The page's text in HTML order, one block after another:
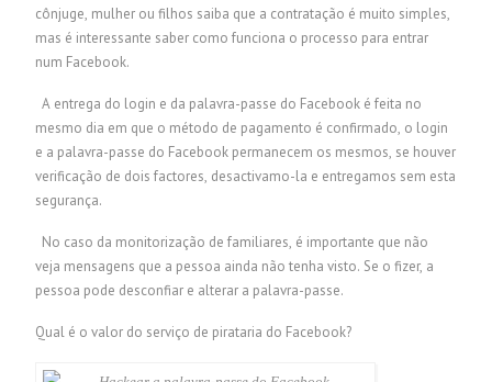
cônjuge, mulher ou filhos saiba que a contratação é muito simples,
mas é interessante saber como funciona o processo para entrar
num Facebook.
A entrega do login e da palavra-passe do Facebook é feita no
mesmo dia em que o método de pagamento é confirmado, o login
e a palavra-passe do Facebook permanecem os mesmos, se houver
verificação de dois factores, desactivamo-la e entregamos sem esta
segurança.
No caso da monitorização de familiares, é importante que não
veja mensagens que a pessoa ainda não tenha visto. Se o fizer, a
pessoa pode desconfiar e alterar a palavra-passe.
Qual é o valor do serviço de pirataria do Facebook?